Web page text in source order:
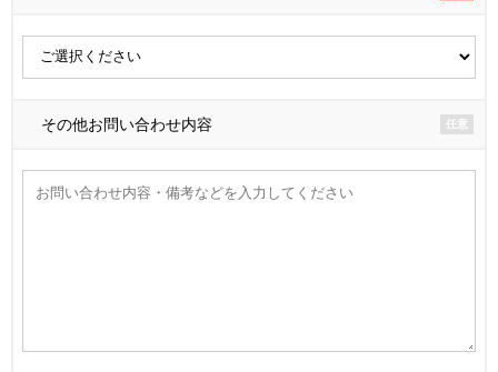
その他お問い合わせ内容 任意